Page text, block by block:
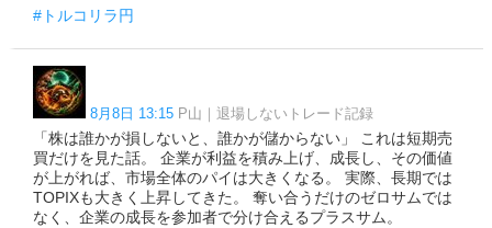
#トルコリラ円
8月8日 13:15 P山｜退場しないトレード記録
「株は誰かが損しないと、誰かが儲からない」 これは短期売
買だけを見た話。 企業が利益を積み上げ、成長し、その価値
が上がれば、市場全体のパイは大きくなる。 実際、長期では
TOPIXも大きく上昇してきた。 奪い合うだけのゼロサムでは
なく、企業の成長を参加者で分け合えるプラスサム。